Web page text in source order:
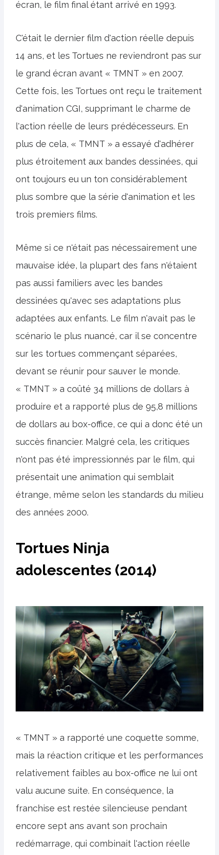
écran, le film final étant arrivé en 1993.
C'était le dernier film d'action réelle depuis
14 ans, et les Tortues ne reviendront pas sur
le grand écran avant « TMNT » en 2007.
Cette fois, les Tortues ont reçu le traitement
d'animation CGI, supprimant le charme de
l'action réelle de leurs prédécesseurs. En
plus de cela, « TMNT » a essayé d'adhérer
plus étroitement aux bandes dessinées, qui
ont toujours eu un ton considérablement
plus sombre que la série d'animation et les
trois premiers films.
Même si ce n'était pas nécessairement une
mauvaise idée, la plupart des fans n'étaient
pas aussi familiers avec les bandes
dessinées qu'avec ses adaptations plus
adaptées aux enfants. Le film n'avait pas le
scénario le plus nuancé, car il se concentre
sur les tortues commençant séparées,
devant se réunir pour sauver le monde.
« TMNT » a coûté 34 millions de dollars à
produire et a rapporté plus de 95,8 millions
de dollars au box-office, ce qui a donc été un
succès financier. Malgré cela, les critiques
n'ont pas été impressionnés par le film, qui
présentait une animation qui semblait
étrange, même selon les standards du milieu
des années 2000.
Tortues Ninja
adolescentes (2014)
« TMNT » a rapporté une coquette somme,
mais la réaction critique et les performances
relativement faibles au box-office ne lui ont
valu aucune suite. En conséquence, la
franchise est restée silencieuse pendant
encore sept ans avant son prochain
redémarrage, qui combinait l'action réelle